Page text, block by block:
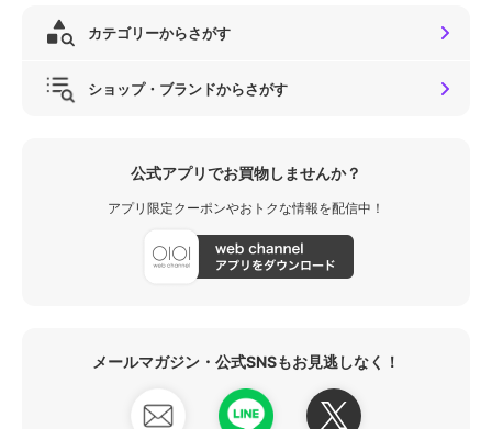
カテゴリーからさがす
ショップ・ブランドからさがす
公式アプリでお買物しませんか？
アプリ限定クーポンやおトクな情報を配信中！
メールマガジン・公式SNSもお見逃しなく！